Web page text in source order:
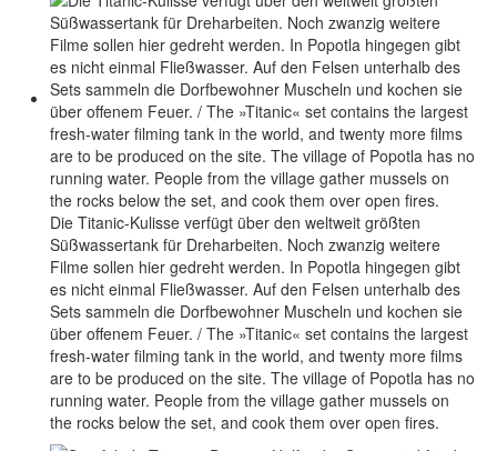
Die Titanic-Kulisse verfügt über den weltweit größten
Süßwassertank für Dreharbeiten. Noch zwanzig weitere
Filme sollen hier gedreht werden. In Popotla hingegen gibt
es nicht einmal Fließwasser. Auf den Felsen unterhalb des
Sets sammeln die Dorfbewohner Muscheln und kochen sie
über offenem Feuer. / The »Titanic« set contains the largest
fresh-water filming tank in the world, and twenty more films
are to be produced on the site. The village of Popotla has no
running water. People from the village gather mussels on
the rocks below the set, and cook them over open fires.